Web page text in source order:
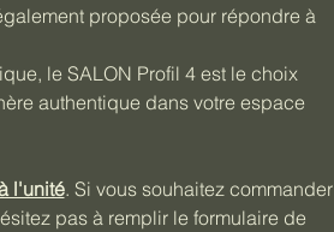
proposée pour répondre à
le SALON Profil 4 est le choix
authentique dans votre espace
l'unité. Si vous souhaitez commander
pas à remplir le formulaire de